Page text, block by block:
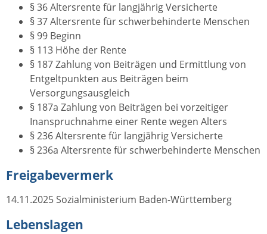
§ 36 Altersrente für langjährig Versicherte
§ 37 Altersrente für schwerbehinderte Menschen
§ 99 Beginn
§ 113 Höhe der Rente
§ 187 Zahlung von Beiträgen und Ermittlung von
Entgeltpunkten aus Beiträgen beim
Versorgungsausgleich
§ 187a Zahlung von Beiträgen bei vorzeitiger
Inanspruchnahme einer Rente wegen Alters
§ 236 Altersrente für langjährig Versicherte
§ 236a Altersrente für schwerbehinderte Menschen
Freigabevermerk
14.11.2025 Sozialministerium Baden-Württemberg
Lebenslagen